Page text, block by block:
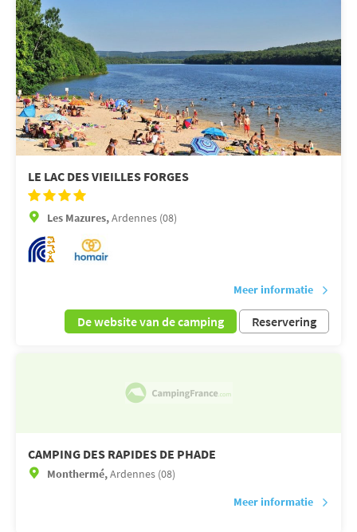
LE LAC DES VIEILLES FORGES
Les Mazures,Ardennes (08)
Meer informatie
De website van de camping Reservering
CAMPING DES RAPIDES DE PHADE
Monthermé,Ardennes (08)
Meer informatie